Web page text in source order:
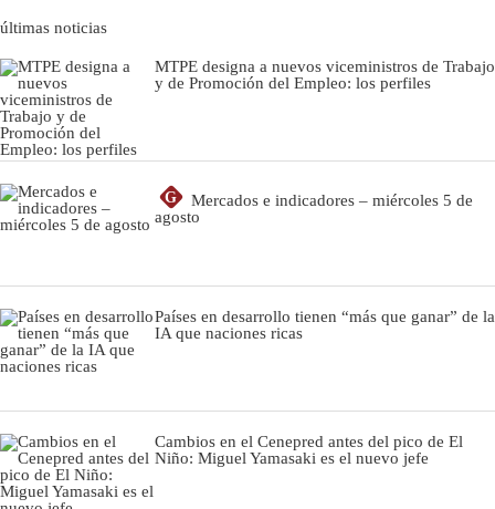
últimas noticias
MTPE designa a nuevos viceministros de Trabajo
y de Promoción del Empleo: los perfiles
G
Mercados e indicadores – miércoles 5 de
agosto
Países en desarrollo tienen “más que ganar” de la
IA que naciones ricas
Cambios en el Cenepred antes del pico de El
Niño: Miguel Yamasaki es el nuevo jefe